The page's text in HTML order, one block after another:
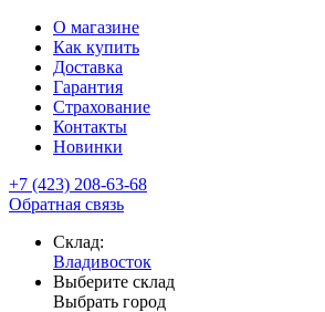
О магазине
Как купить
Доставка
Гарантия
Страхование
Контакты
Новинки
+7 (423) 208-63-68
Обратная связь
Склад:
Владивосток
Выберите склад
Выбрать город